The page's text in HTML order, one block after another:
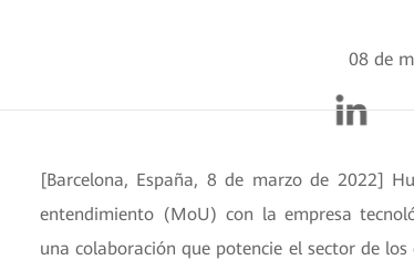
08 de
[Barcelona, España, 8 de marzo de 2022]
entendimiento (MoU) con la empresa
una colaboración que potencie el sector de